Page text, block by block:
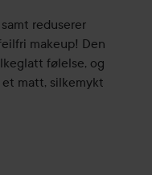
reduserer
makeup! Den
følelse, og
matt, silkemykt